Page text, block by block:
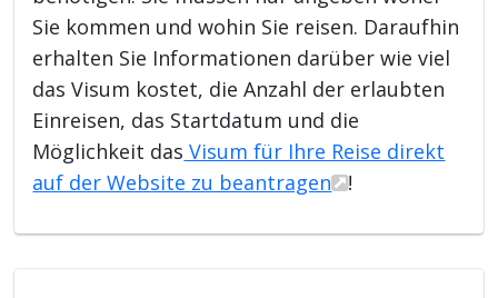
Sie kommen und wohin Sie reisen. Daraufhin
erhalten Sie Informationen darüber wie viel
das Visum kostet, die Anzahl der erlaubten
Einreisen, das Startdatum und die
Möglichkeit das Visum für Ihre Reise direkt
auf der Website zu beantragen
!